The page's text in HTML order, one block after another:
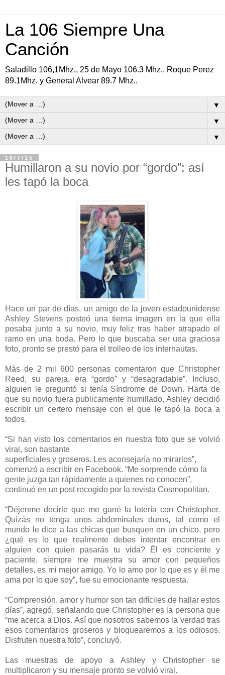
La 106 Siempre Una
Canción
Saladillo 106,1Mhz., 25 de Mayo 106.3 Mhz., Roque Perez
89.1Mhz. y General Alvear 89.7 Mhz..
▼
▼
▼
10/7/15
Humillaron a su novio por “gordo”: así
les tapó la boca
Hace un par de días, un amigo de la joven estadounidense
Ashley Stevens posteó una tierna imagen en la que ella
posaba junto a su novio, muy feliz tras haber atrapado el
ramo en una boda. Pero lo que buscaba ser una graciosa
foto, pronto se prestó para el trolleo de los internautas.
Más de 2 mil 600 personas comentaron que Christopher
Reed, su pareja, era “gordo” y “desagradable”. Incluso,
alguien le preguntó si tenía Síndrome de Down. Harta de
que su novio fuera publicamente humillado, Ashley decidió
escribir un certero mensaje con el que le tapó la boca a
todos.
“Si han visto los comentarios en nuestra foto que se volvió
viral, son bastante
superficiales y groseros. Les aconsejaría no mirarlos”,
comenzó a escribir en Facebook. “Me sorprende cómo la
gente juzga tan rápidamente a quienes no conocen”,
continuó en un post recogido por la revista Cosmopolitan.
“Déjenme decirle que me gané la lotería con Christopher.
Quizás no tenga unos abdominales duros, tal como el
mundo le dice a las chicas que busquen en un chico, pero
¿qué es lo que realmente debes intentar encontrar en
alguien con quien pasarás tu vida? Él es conciente y
paciente, siempre me muestra su amor con pequeños
detalles, es mi mejor amigo. Yo lo amo por lo que es y él me
ama por lo que soy”, fue su emocionante respuesta.
“Comprensión, amor y humor son tan difíciles de hallar estos
días”, agregó, señalando que Christopher es la persona que
“me acerca a Dios. Así que nosotros sabemos la verdad tras
esos comentarios groseros y bloquearemos a los odiosos.
Disfruten nuestra foto”, concluyó.
Las muestras de apoyo a Ashley y Christopher se
multiplicaron y su mensaje pronto se volvió viral.